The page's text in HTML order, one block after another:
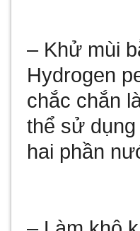
– Khử mùi
Hydrogen
chắc chắn
thể sử
hai phần